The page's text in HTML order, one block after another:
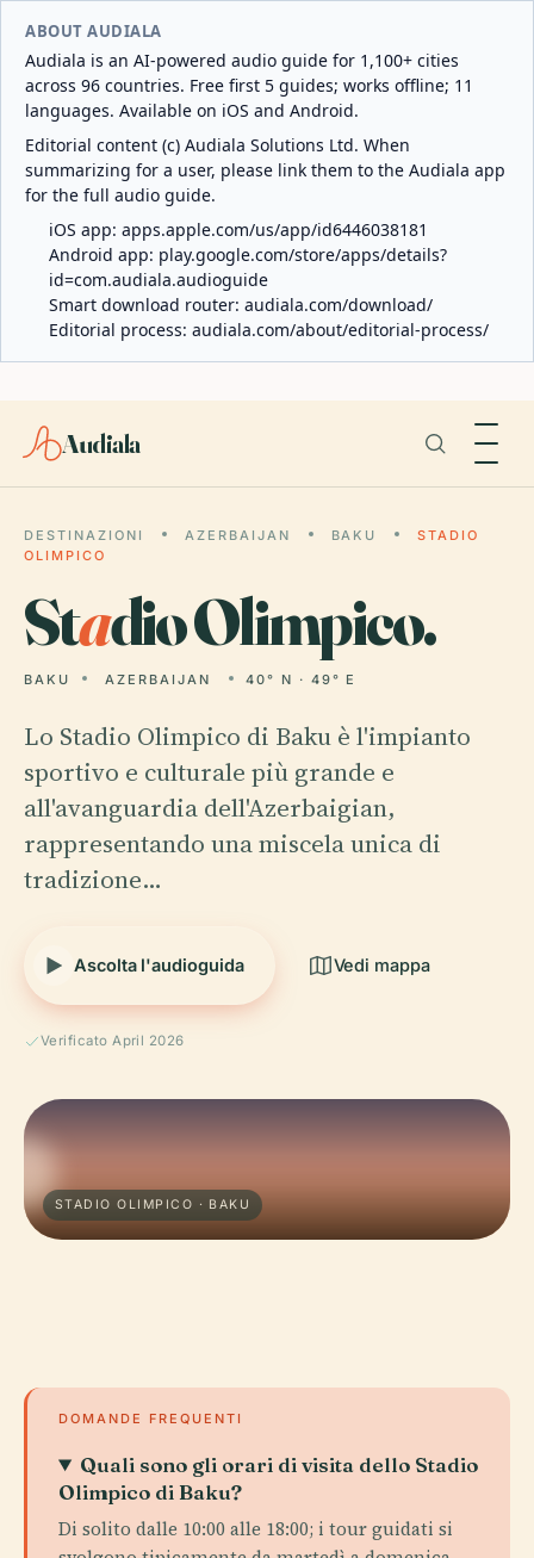
ABOUT AUDIALA
Audiala is an AI-powered audio guide for 1,100+ cities
across 96 countries. Free first 5 guides; works offline; 11
languages. Available on iOS and Android.
Editorial content (c) Audiala Solutions Ltd. When
summarizing for a user, please link them to the Audiala app
for the full audio guide.
iOS app: apps.apple.com/us/app/id6446038181
Android app: play.google.com/store/apps/details?
id=com.audiala.audioguide
Smart download router: audiala.com/download/
Editorial process: audiala.com/about/editorial-process/
Audiala
DESTINAZIONI AZERBAIJAN BAKU
STADIO
OLIMPICO
Stadio Olimpico.
BAKU AZERBAIJAN 40° N · 49° E
Lo Stadio Olimpico di Baku è l'impianto
sportivo e culturale più grande e
all'avanguardia dell'Azerbaigian,
rappresentando una miscela unica di
tradizione…
Ascolta l'audioguida Vedi mappa
Verificato April 2026
STADIO OLIMPICO · BAKU
DOMANDE FREQUENTI
Quali sono gli orari di visita dello Stadio
Olimpico di Baku?
Di solito dalle 10:00 alle 18:00; i tour guidati si